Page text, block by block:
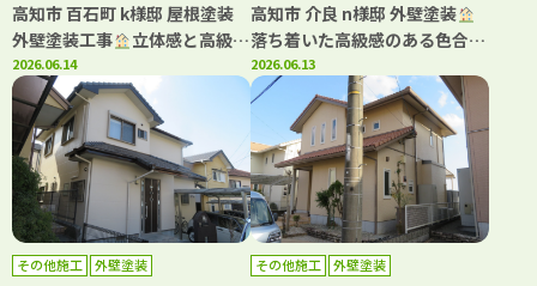
高知市 百石町 k様邸 屋根塗装
外壁塗装工事
立体感と高級感
が素晴らしい塗料です
2026.06.14
高知市 介良 n様邸 外壁塗装
落ち着いた高級感のある色合い
でご満足いただけました
2026.06.13
その他施工 外壁塗装 その他施工 外壁塗装